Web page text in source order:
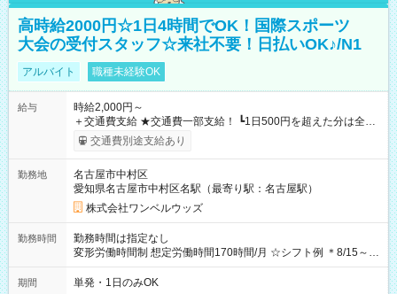
高時給2000円☆1日4時間でOK！国際スポーツ
大会の受付スタッフ☆来社不要！日払いOK♪/N1
アルバイト 職種未経験OK
給与
時給2,000円～
＋交通費支給 ★交通費一部支給！ ┗1日500円を超えた分は全額
支給！ ※往復500円以内の方は自己負担となります ★日払い
OK！（規定あり） ┗働いたその日に現金GET♪ お仕事後はコン
期間なし
交通費別途支給あり
勤務地
名古屋市中村区
愛知県名古屋市中村区名駅（最寄り駅：名古屋駅）
株式会社ワンベルウッズ
勤務時間
勤務時間は指定なし
変形労働時間制 想定労働時間170時間/月 ☆シフト例 ＊8/15～
10/26 全日共通 08：00～12：00 17：00～21：00 ＊8/31
～9/19のみ下記シフトもあります！ 12：00～16：00 ＊9/6～
期間 単発・1日のみOK